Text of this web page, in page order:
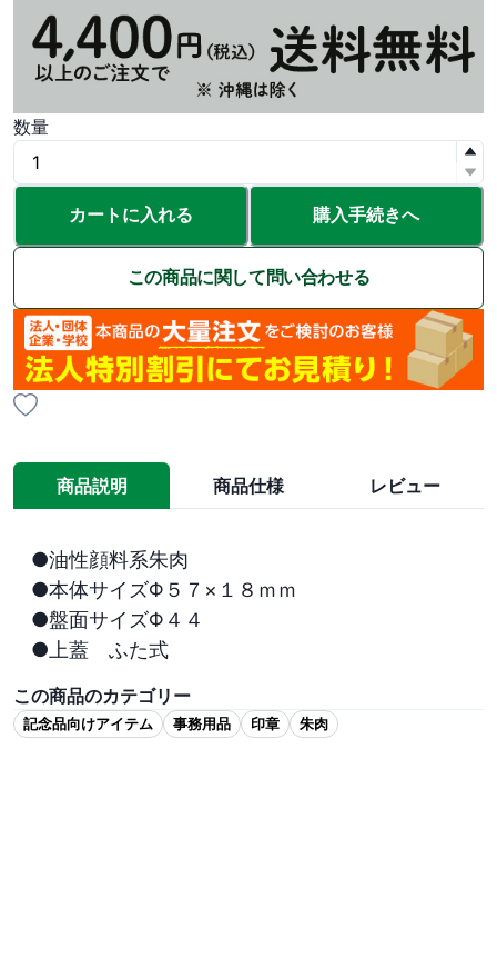
数量
カートに入れる 購入手続きへ
この商品に関して問い合わせる
商品説明 商品仕様 レビュー
●油性顔料系朱肉
●本体サイズΦ５７×１８ｍｍ
●盤面サイズΦ４４
●上蓋　ふた式
この商品のカテゴリー
記念品向けアイテム 事務用品 印章 朱肉